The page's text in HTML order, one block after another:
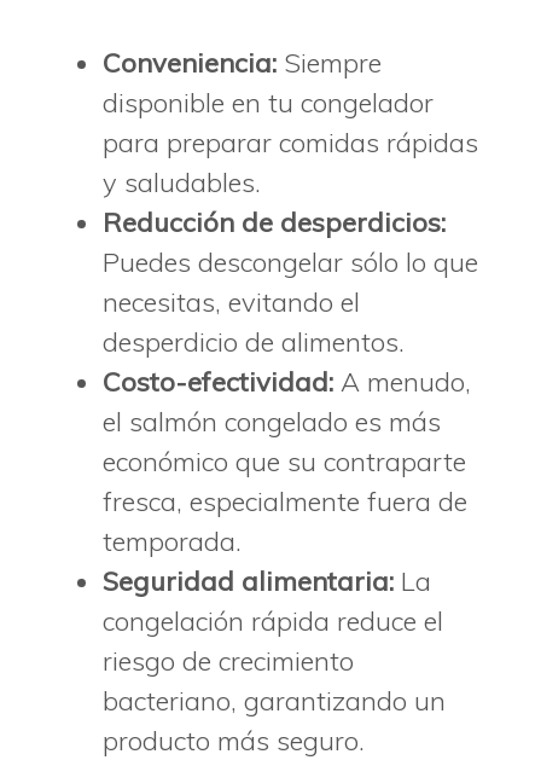
Conveniencia: Siempre
disponible en tu congelador
para preparar comidas rápidas
y saludables.
Reducción de desperdicios:
Puedes descongelar sólo lo que
necesitas, evitando el
desperdicio de alimentos.
Costo-efectividad: A menudo,
el salmón congelado es más
económico que su contraparte
fresca, especialmente fuera de
temporada.
Seguridad alimentaria: La
congelación rápida reduce el
riesgo de crecimiento
bacteriano, garantizando un
producto más seguro.